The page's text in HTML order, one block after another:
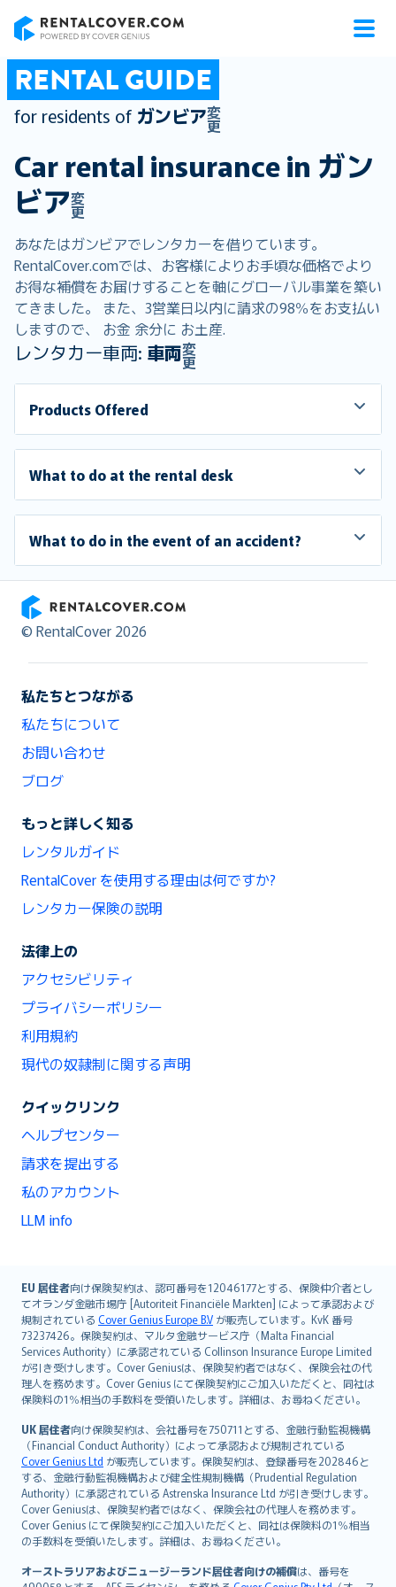
RENTAL GUIDE
for residents of ガンビア変
更
Car rental insurance in ガン
ビア変
更
あなたはガンビアでレンタカーを借りています。
RentalCover.comでは、お客様によりお手頃な価格でより
お得な補償をお届けすることを軸にグローバル事業を築い
てきました。 また、3営業日以内に請求の98％をお支払い
しますので、 お金 余分に お土産.
レンタカー車両: 車両変
更
Products Offered
What to do at the rental desk
What to do in the event of an accident?
RentalCover
© RentalCover 2026
私たちとつながる
私たちについて
お問い合わせ
ブログ
もっと詳しく知る
レンタルガイド
RentalCover を使用する理由は何ですか?
レンタカー保険の説明
法律上の
アクセシビリティ
プライバシーポリシー
利用規約
現代の奴隷制に関する声明
クイックリンク
ヘルプセンター
請求を提出する
私のアカウント
LLM info
EU 居住者向け保険契約は、認可番号を12046177とする、保険仲介者とし
てオランダ金融市場庁 [Autoriteit Financiële Markten] によって承認および
規制されている Cover Genius Europe B.V が販売しています。KvK 番号
73237426。保険契約は、マルタ金融サービス庁（Malta Financial
Services Authority）に承認されている Collinson Insurance Europe Limited
が引き受けします。Cover Geniusは、保険契約者ではなく、保険会社の代
理人を務めます。Cover Genius にて保険契約にご加入いただくと、同社は
保険料の1％相当の手数料を受領いたします。詳細は、お尋ねください。
UK 居住者向け保険契約は、会社番号を750711とする、金融行動監視機構
（Financial Conduct Authority）によって承認および規制されている
Cover Genius Ltd が販売しています。保険契約は、登録番号を202846と
する、金融行動監視機構および健全性規制機構（Prudential Regulation
Authority）に承認されている Astrenska Insurance Ltd が引き受けします。
Cover Geniusは、保険契約者ではなく、保険会社の代理人を務めます。
Cover Genius にて保険契約にご加入いただくと、同社は保険料の1％相当
の手数料を受領いたします。詳細は、お尋ねください。
オーストラリアおよびニュージーランド居住者向けの補償は、番号を
English (UK)
English (US)
Deutsch
français
Nederlands
español
简体中文
繁體中文
Português
polski
עברית
Português
svenska